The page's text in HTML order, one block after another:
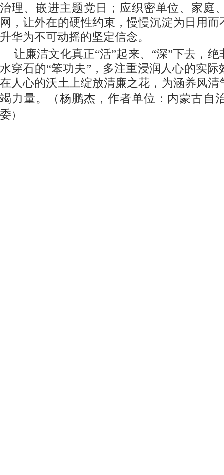
治理、嵌进主题党日；应织密单位、家庭
网，让外在的硬性约束，慢慢沉淀为日用
升华为不可动摇的坚定信念。
让廉洁文化真正“活”起来、“深”下去，
水穿石的“笨功夫”，多注重浸润人心的实
在人心的沃土上绽放清廉之花，为涵养风
竭力量。（杨鹏杰， 作者单位：内蒙古自
委）